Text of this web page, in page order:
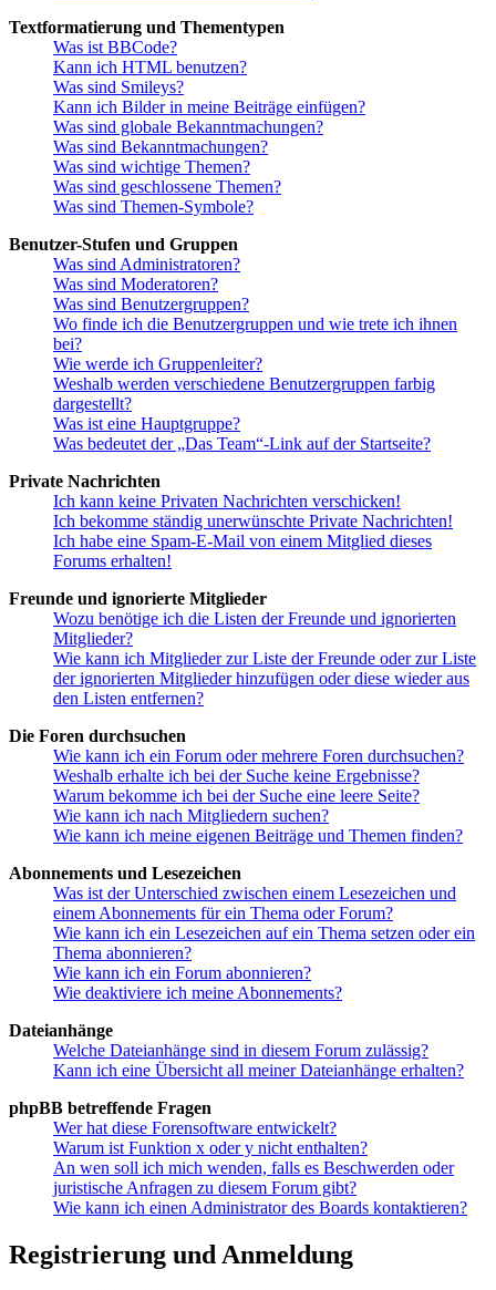
Textformatierung und Thementypen
Was ist BBCode?
Kann ich HTML benutzen?
Was sind Smileys?
Kann ich Bilder in meine Beiträge einfügen?
Was sind globale Bekanntmachungen?
Was sind Bekanntmachungen?
Was sind wichtige Themen?
Was sind geschlossene Themen?
Was sind Themen-Symbole?
Benutzer-Stufen und Gruppen
Was sind Administratoren?
Was sind Moderatoren?
Was sind Benutzergruppen?
Wo finde ich die Benutzergruppen und wie trete ich ihnen
bei?
Wie werde ich Gruppenleiter?
Weshalb werden verschiedene Benutzergruppen farbig
dargestellt?
Was ist eine Hauptgruppe?
Was bedeutet der „Das Team“-Link auf der Startseite?
Private Nachrichten
Ich kann keine Privaten Nachrichten verschicken!
Ich bekomme ständig unerwünschte Private Nachrichten!
Ich habe eine Spam-E-Mail von einem Mitglied dieses
Forums erhalten!
Freunde und ignorierte Mitglieder
Wozu benötige ich die Listen der Freunde und ignorierten
Mitglieder?
Wie kann ich Mitglieder zur Liste der Freunde oder zur Liste
der ignorierten Mitglieder hinzufügen oder diese wieder aus
den Listen entfernen?
Die Foren durchsuchen
Wie kann ich ein Forum oder mehrere Foren durchsuchen?
Weshalb erhalte ich bei der Suche keine Ergebnisse?
Warum bekomme ich bei der Suche eine leere Seite?
Wie kann ich nach Mitgliedern suchen?
Wie kann ich meine eigenen Beiträge und Themen finden?
Abonnements und Lesezeichen
Was ist der Unterschied zwischen einem Lesezeichen und
einem Abonnements für ein Thema oder Forum?
Wie kann ich ein Lesezeichen auf ein Thema setzen oder ein
Thema abonnieren?
Wie kann ich ein Forum abonnieren?
Wie deaktiviere ich meine Abonnements?
Dateianhänge
Welche Dateianhänge sind in diesem Forum zulässig?
Kann ich eine Übersicht all meiner Dateianhänge erhalten?
phpBB betreffende Fragen
Wer hat diese Forensoftware entwickelt?
Warum ist Funktion x oder y nicht enthalten?
An wen soll ich mich wenden, falls es Beschwerden oder
juristische Anfragen zu diesem Forum gibt?
Wie kann ich einen Administrator des Boards kontaktieren?
Registrierung und Anmeldung